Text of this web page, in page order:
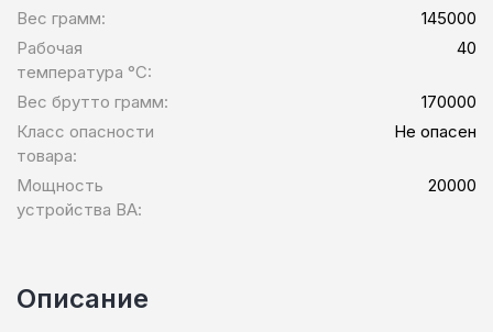
Вес грамм:
145000
Рабочая
температура °C:
40
Вес брутто грамм:
170000
Класс опасности
товара:
Не опасен
Мощность
устройства ВА:
20000
Описание